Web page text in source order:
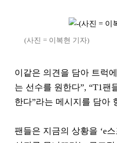
(사진 = 이복현 기자)
이같은 의견을 담아 트럭
는 선수를 원한다”, “T1팬
한다”라는 메시지를 담아
팬들은 지금의 상황을 ‘e